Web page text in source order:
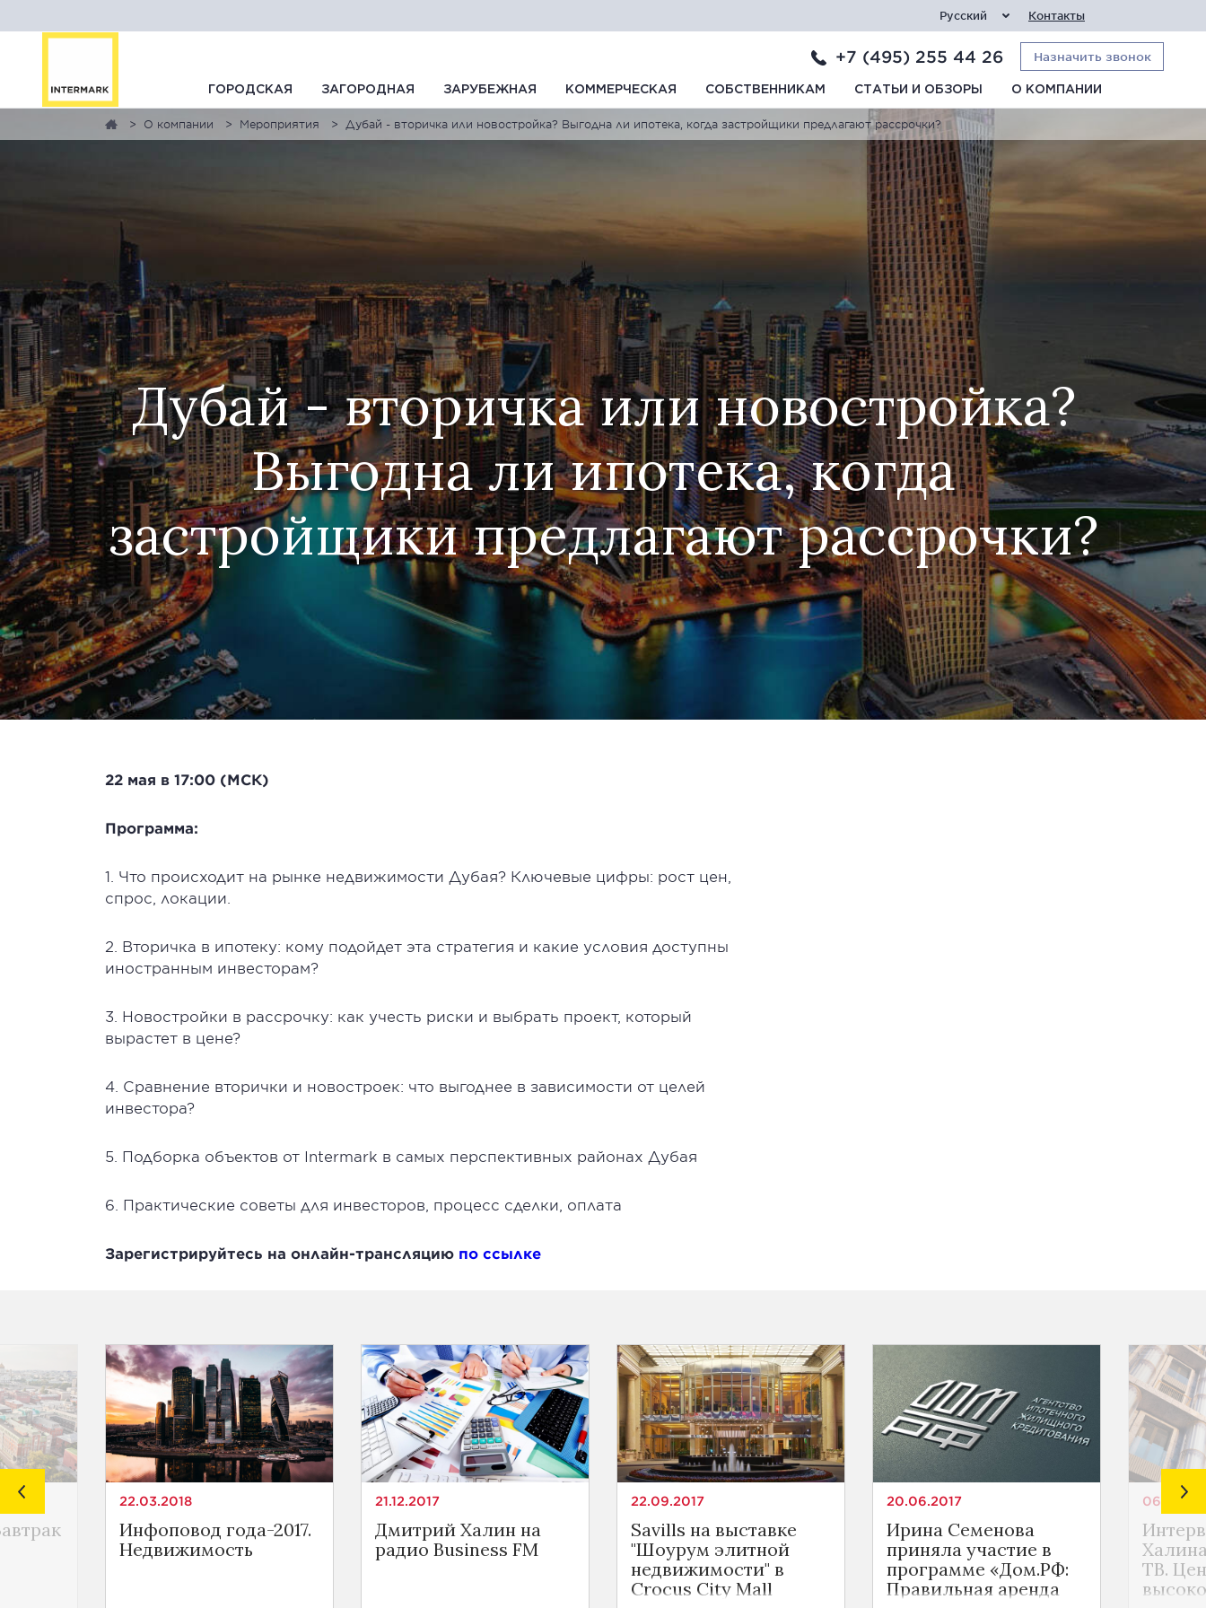
Русский Контакты
+7 (495) 255 44 26 Назначить звонок
ГОРОДСКАЯ ЗАГОРОДНАЯ ЗАРУБЕЖНАЯ КОММЕРЧЕСКАЯ СОБСТВЕННИКАМ СТАТЬИ И ОБЗОРЫ О КОМПАНИИ
О компании Мероприятия Дубай - вторичка или новостройка? Выгодна ли ипотека, когда застройщики предлагают рассрочки?
Дубай - вторичка или новостройка?
Выгодна ли ипотека, когда
застройщики предлагают рассрочки?
22 мая в 17:00 (МСК)
Программа:
1. Что происходит на рынке недвижимости Дубая? Ключевые цифры: рост цен,
спрос, локации.
2. Вторичка в ипотеку: кому подойдет эта стратегия и какие условия доступны
иностранным инвесторам?
3. Новостройки в рассрочку: как учесть риски и выбрать проект, который
вырастет в цене?
4. Сравнение вторички и новостроек: что выгоднее в зависимости от целей
инвестора?
5. Подборка объектов от Intermark в самых перспективных районах Дубая
6. Практические советы для инвесторов, процесс сделки, оплата
Зарегистрируйтесь на онлайн-трансляцию по ссылке
22.03.2018
Инфоповод года-2017.
Недвижимость
21.12.2017
Дмитрий Халин на
радио Business FM
22.09.2017
Savills на выставке
"Шоурум элитной
недвижимости" в
Crocus City Mall
20.06.2017
Ирина Семенова
приняла участие в
программе «Дом.РФ:
Правильная аренда
ТВ.